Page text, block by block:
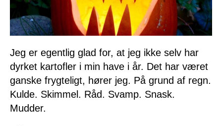
Jeg er egentlig glad for, at jeg ikke selv har
dyrket kartofler i min have i år. Det har været
ganske frygteligt, hører jeg. På grund af regn.
Kulde. Skimmel. Råd. Svamp. Snask.
Mudder.